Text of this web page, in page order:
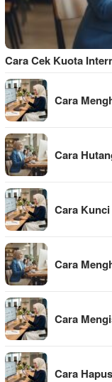
Cara Cek Kuota
Cara
Cara
Cara
Cara
Cara
Cara